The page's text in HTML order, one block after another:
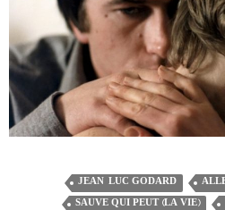
JEAN-LUC GODARD
SAUVE QUI PEUT (LA VIE)